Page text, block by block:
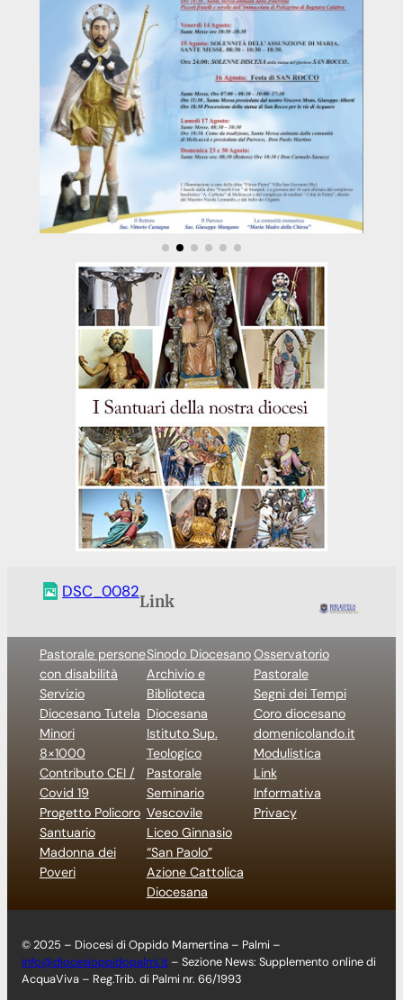
DSC_0082
Link
Pastorale persone
con disabilità
Servizio
Diocesano Tutela
Minori
8×1000
Contributo CEI /
Covid 19
Progetto Policoro
Santuario
Madonna dei
Poveri
Sinodo Diocesano
Archivio e
Biblioteca
Diocesana
Istituto Sup.
Teologico
Pastorale
Seminario
Vescovile
Liceo Ginnasio
“San Paolo”
Azione Cattolica
Diocesana
Osservatorio
Pastorale
Segni dei Tempi
Coro diocesano
domenicolando.it
Modulistica
Link
Informativa
Privacy
© 2025 – Diocesi di Oppido Mamertina – Palmi –
info@diocesioppidopalmi.it – Sezione News: Supplemento online di
AcquaViva – Reg.Trib. di Palmi nr. 66/1993